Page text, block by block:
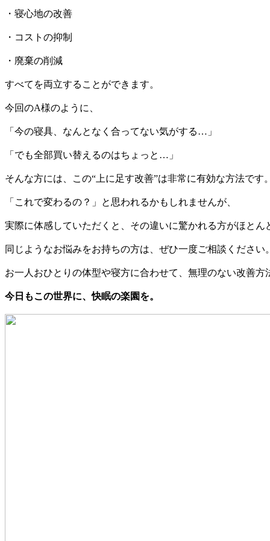
・寝心地の改善
・コストの抑制
・廃棄の削減
すべてを両立することができます。
今回のA様のように、
「今の寝具、なんとなく合ってない気がする…」
「でも全部買い替えるのはちょっと…」
そんな方には、この“上に足す改善”は非常に有効な方法です。
「これで変わるの？」と思われるかもしれませんが、
実際に体感していただくと、その違いに驚かれる方がほとん
同じようなお悩みをお持ちの方は、ぜひ一度ご相談ください。
お一人おひとりの体型や寝方に合わせて、無理のない改善方
今日もこの世界に、快眠の楽園を。